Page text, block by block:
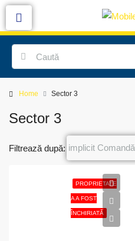
Home Sector 3
Sector 3
Filtrează după: implicit Comandă
PROPRIETATE
A A FOST
ÎNCHIRIATĂ